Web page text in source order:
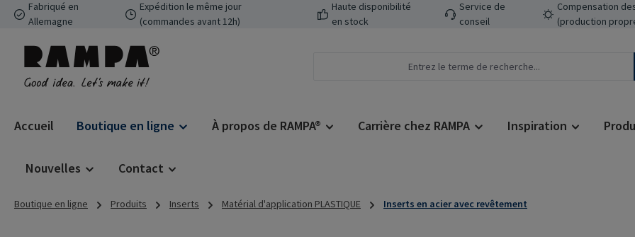
au contenu principal
Passer à la recherche
Passer à la navigation principale
Fabriqué en
Allemagne
Expédition le même jour
(commandes avant 12h)
Haute disponibilité
en stock
Service de
conseil
Compensation
(production
Accueil Boutique en ligne À propos de RAMPA® Carrière chez RAMPA Inspiration
Nouvelles Contact
Boutique en ligne Produits Inserts Matérial d'application PLASTIQUE Inserts en acier avec revêtement